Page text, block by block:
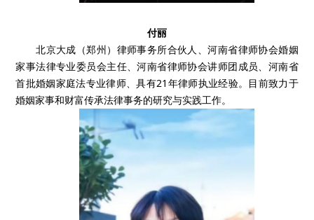
付丽
北京大成（郑州）律师事务所合伙人、河南省律师协会婚姻
家事法律专业委员会主任、河南省律师协会讲师团成员、河南省
首批婚姻家庭法专业律师、具有21年律师执业经验。目前致力于
婚姻家事和财富传承法律事务的研究与实践工作。